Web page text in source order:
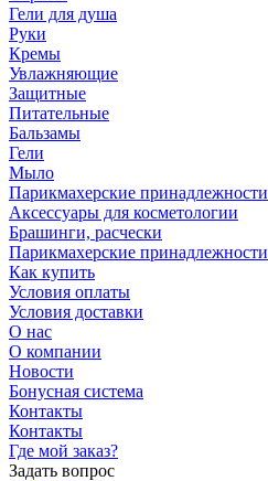
Гели для душа
Руки
Кремы
Увлажняющие
Защитные
Питательные
Бальзамы
Гели
Мыло
Парикмахерские принадлежности
Аксессуары для косметологии
Брашинги, расчески
Парикмахерские принадлежности
Как купить
Условия оплаты
Условия доставки
О нас
О компании
Новости
Бонусная система
Контакты
Контакты
Где мой заказ?
Задать вопрос